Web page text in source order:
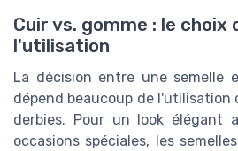
Cuir vs. gomme : le choix
l'utilisation
La décision entre une semelle
dépend beaucoup de l'utilisation
derbies. Pour un look élégant
occasions spéciales, les